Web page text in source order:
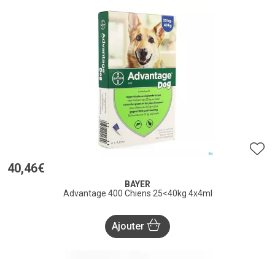
40,46€
BAYER
Advantage 400 Chiens 25<40kg 4x4ml
Ajouter